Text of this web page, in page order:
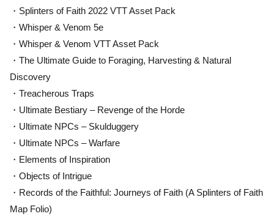
・Splinters of Faith 2022 VTT Asset Pack
・Whisper & Venom 5e
・Whisper & Venom VTT Asset Pack
・The Ultimate Guide to Foraging, Harvesting & Natural
Discovery
・Treacherous Traps
・Ultimate Bestiary – Revenge of the Horde
・Ultimate NPCs – Skulduggery
・Ultimate NPCs – Warfare
・Elements of Inspiration
・Objects of Intrigue
・Records of the Faithful: Journeys of Faith (A Splinters of Faith
Map Folio)